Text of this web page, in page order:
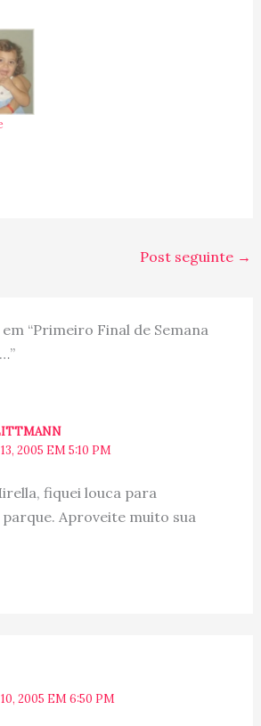
Post seguinte →
“Primeiro Final de Semana
2005 EM 5:10 PM
fiquei louca para
Aproveite muito sua
2005 EM 6:50 PM